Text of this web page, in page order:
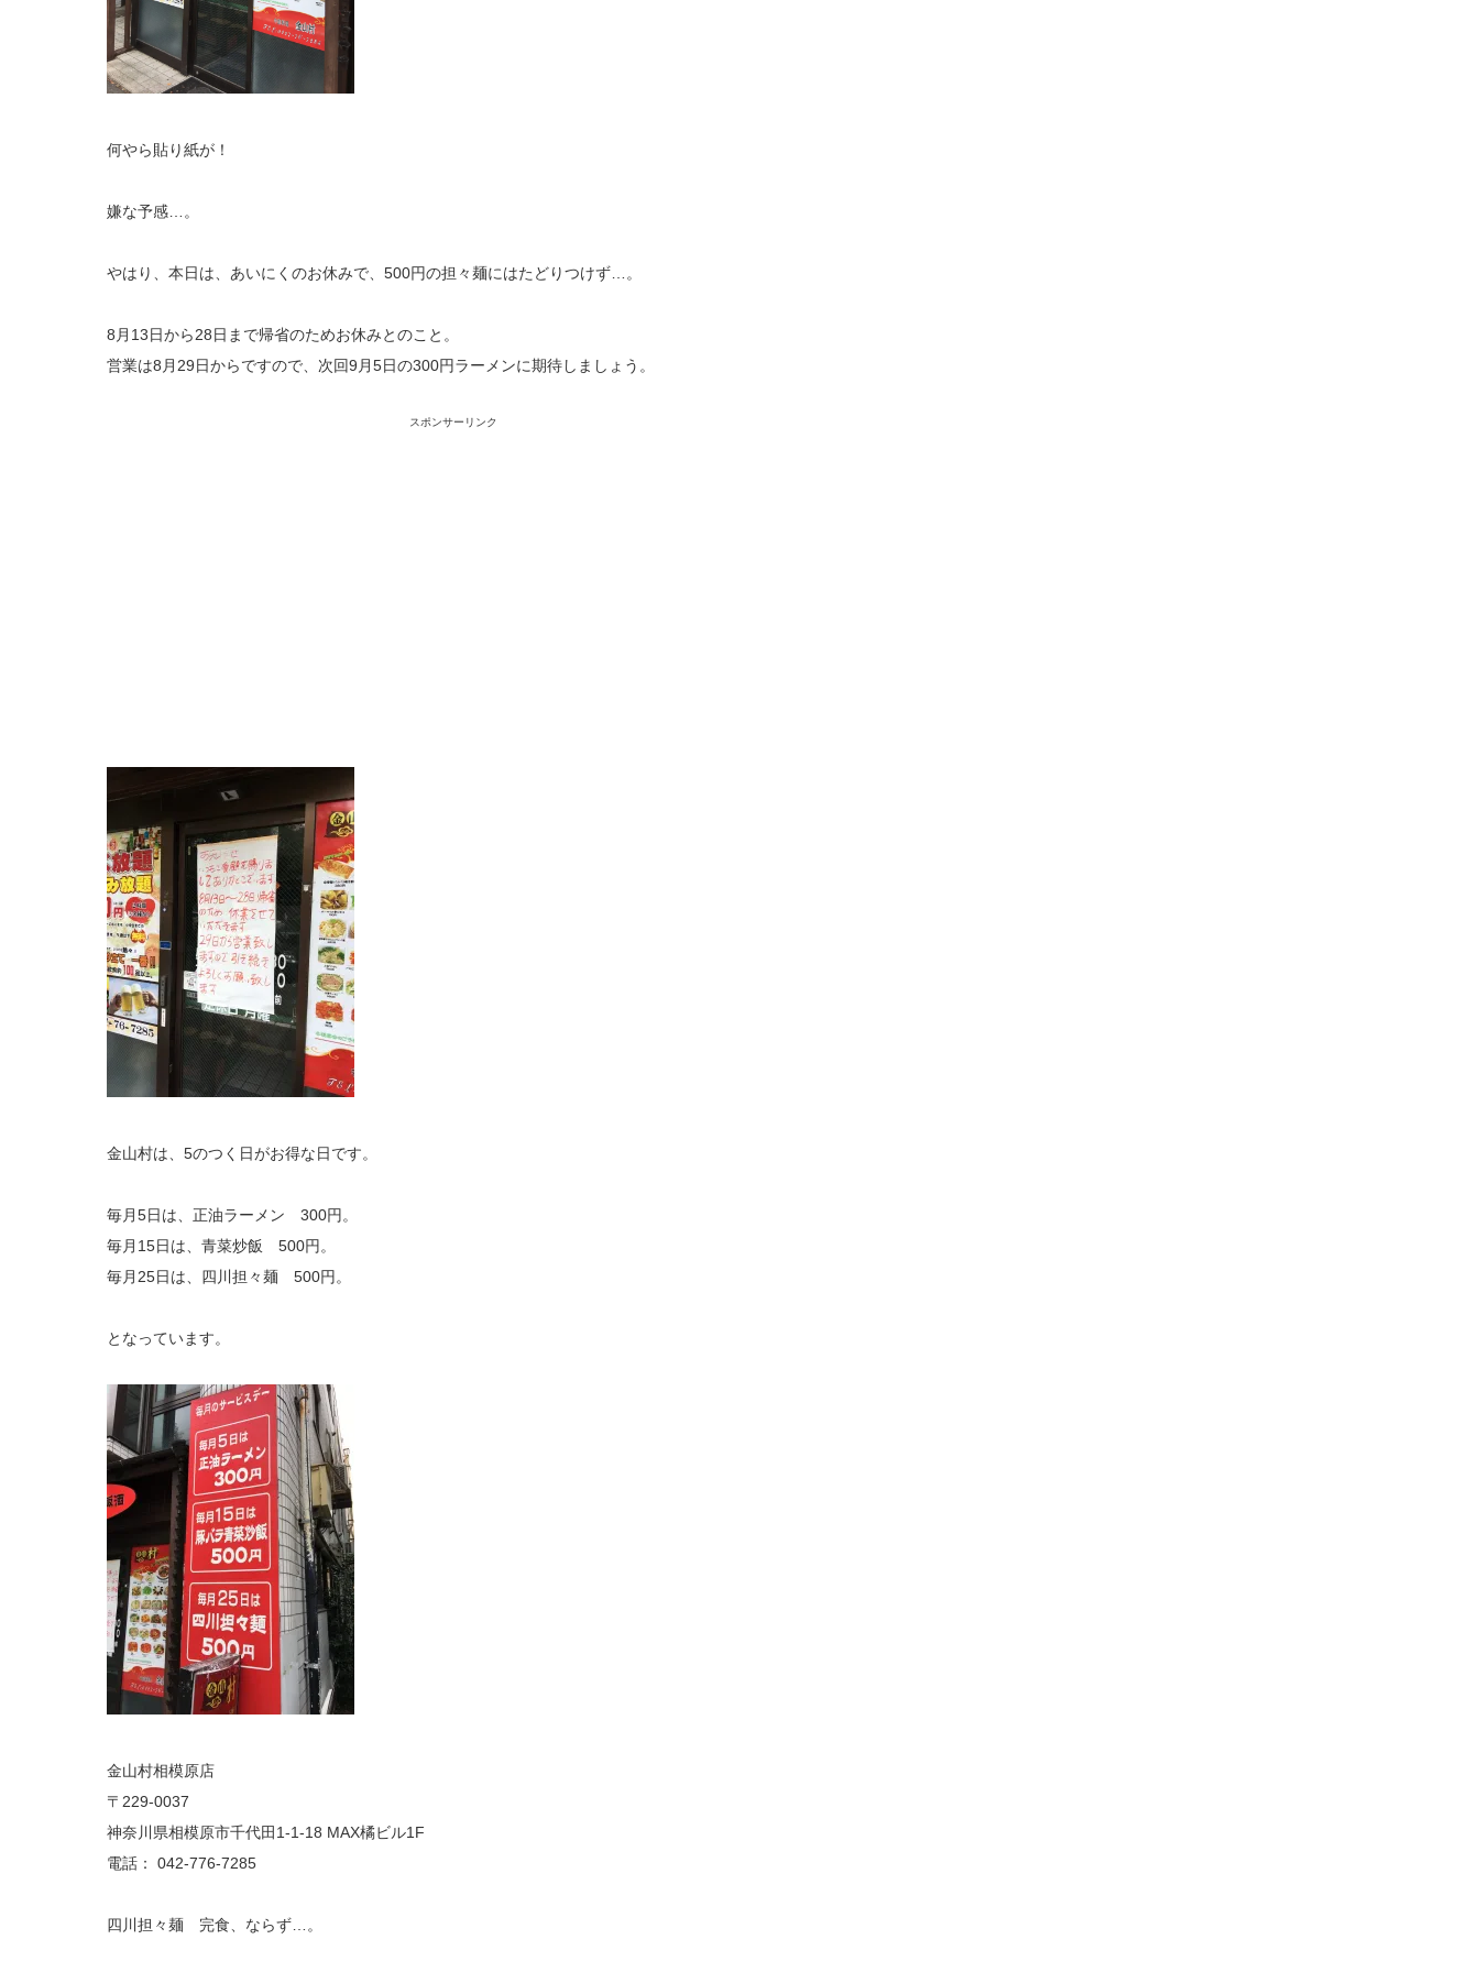
何やら貼り紙が！
嫌な予感…。
やはり、本日は、あいにくのお休みで、500円の担々麺にはたどりつけず…。
8月13日から28日まで帰省のためお休みとのこと。
営業は8月29日からですので、次回9月5日の300円ラーメンに期待しましょう。
スポンサーリンク
金山村は、5のつく日がお得な日です。
毎月5日は、正油ラーメン 300円。
毎月15日は、青菜炒飯 500円。
毎月25日は、四川担々麺 500円。
となっています。
金山村相模原店
〒229-0037
神奈川県相模原市千代田1-1-18 MAX橘ビル1F
電話： 042-776-7285
四川担々麺 完食、ならず…。